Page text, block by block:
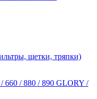
щетки, тряпки)
660 / 880 / 890 GLORY /